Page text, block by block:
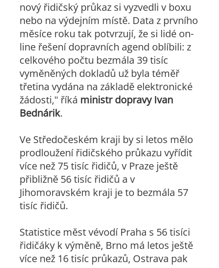
nový řidičský průkaz si vyzvedli v boxu
nebo na výdejním místě. Data z prvního
měsíce roku tak potvrzují, že si lidé on-
line řešení dopravních agend oblíbili: z
celkového počtu bezmála 39 tisíc
vyměněných dokladů už byla téměř
třetina vydána na základě elektronické
žádosti," říká ministr dopravy Ivan
Bednárik.
Ve Středočeském kraji by si letos mělo
prodloužení řidičského průkazu vyřídit
více než 75 tisíc řidičů, v Praze ještě
přibližně 56 tisíc řidičů a v
Jihomoravském kraji je to bezmála 57
tisíc řidičů.
Statistice měst vévodí Praha s 56 tisíci
řidičáky k výměně, Brno má letos ještě
více než 16 tisíc průkazů, Ostrava pak